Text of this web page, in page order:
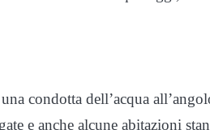
condotta dell’acqua
e anche alcune abitazioni